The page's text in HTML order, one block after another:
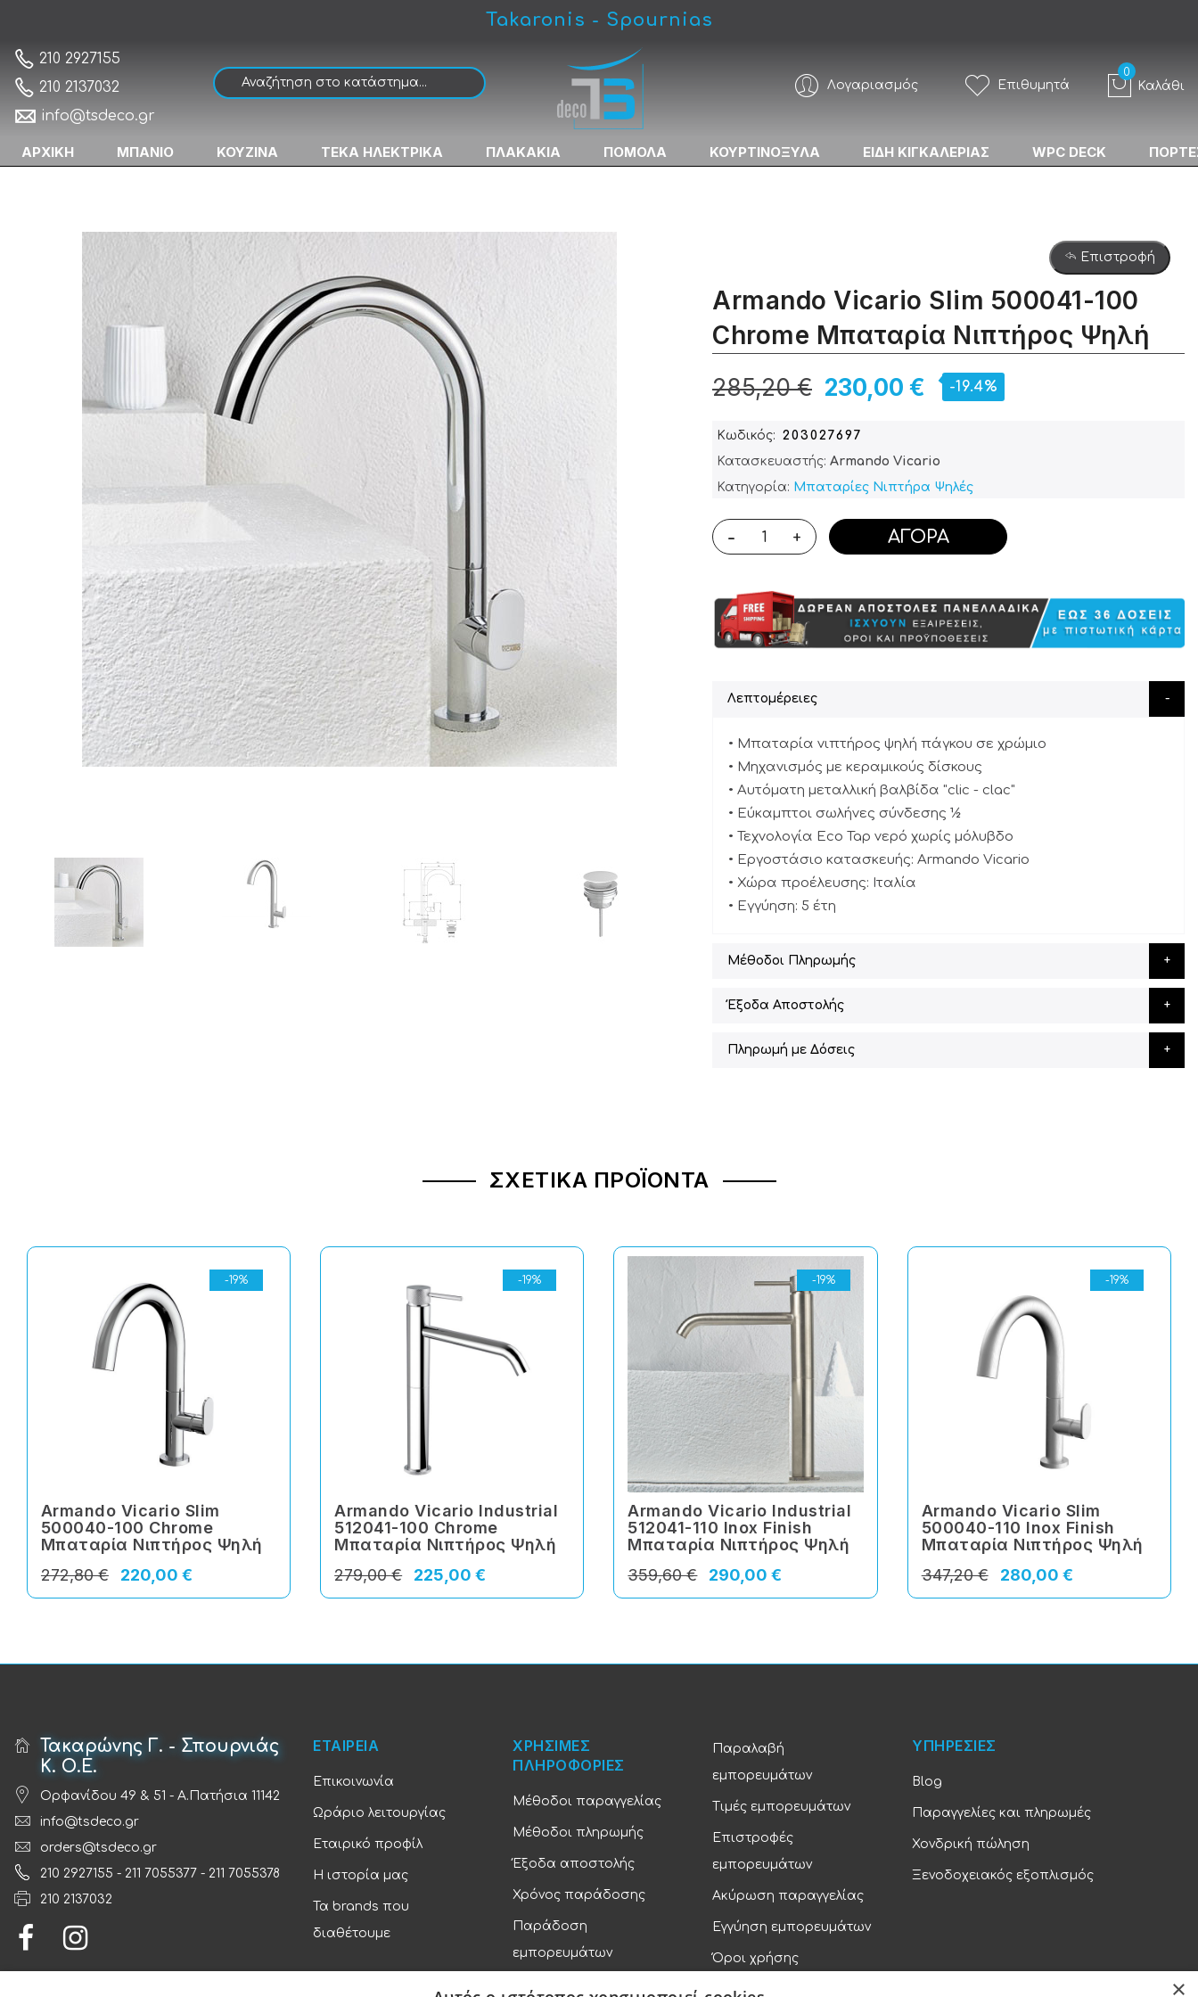
Takaronis - Spournias
210 2927155
210 2137032
info@tsdeco.gr
Λογαριασμός Επιθυμητά Καλάθι
ΑΡΧΙΚΗ ΜΠΑΝΙΟ ΚΟΥΖΙΝΑ ΤΕΚΑ ΗΛΕΚΤΡΙΚΑ ΠΛΑΚΑΚΙΑ ΠΟΜΟΛΑ ΚΟΥΡΤΙΝΟΞΥΛΑ ΕΙΔΗ ΚΙΓΚΑΛΕΡΙΑΣ WPC DECK
Armando Vicario Slim 500041-100 Chrome Μπαταρία Νιπτήρος Ψηλή
Επιστροφή
Armando Vicario Slim 500041-100
Chrome Μπαταρία Νιπτήρος Ψηλή
230,00 €
285,20 € -19.4%
Κωδικός
203027697
Κατασκευαστής: Armando Vicario
Κατηγορία: Μπαταρίες Νιπτήρα Ψηλές
- + ΑΓΟΡΆ
Λεπτομέρειες
• Μπαταρία νιπτήρος ψηλή πάγκου σε χρώμιo
• Μηχανισμός με κεραμικούς δίσκους
• Αυτόματη μεταλλική βαλβίδα "clic - clac"
• Εύκαμπτοι σωλήνες σύνδεσης ½
• Τεχνολογία Eco Tap νερό χωρίς μόλυβδο
• Εργοστάσιο κατασκευής: Armando Vicario
• Χώρα προέλευσης: Ιταλία
• Εγγύηση: 5 έτη
Μέθοδοι Πληρωμής
Έξοδα Αποστολής
Πληρωμή με Δόσεις
ΣΧΕΤΙΚΆ ΠΡΟΪΌΝΤΑ
-19%
Armando Vicario Slim
500040-100 Chrome
Μπαταρία Νιπτήρος Ψηλή
220,00 €
272,80 €
-19%
Armando Vicario Industrial
512041-100 Chrome
Μπαταρία Νιπτήρος Ψηλή
225,00 €
279,00 €
-19%
Armando Vicario Industrial
512041-110 Inox Finish
Μπαταρία Νιπτήρος Ψηλή
290,00 €
359,60 €
-19%
Armando Vicario Slim
500040-110 Inox Finish
Μπαταρία Νιπτήρος Ψηλή
280,00 €
347,20 €
Τακαρώνης Γ. - Σπουρνιάς
Κ. Ο.Ε.
Ορφανίδου 49 & 51 - Α.Πατήσια 11142
info@tsdeco.gr
orders@tsdeco.gr
210 2927155 - 211 7055377 - 211 7055378
210 2137032
ΕΤΑΙΡΕΙΑ
Επικοινωνία
Ωράριο λειτουργίας
Εταιρικό προφίλ
Η ιστορία μας
Τα brands που
διαθέτουμε
ΧΡΗΣΙΜΕΣ
ΠΛΗΡΟΦΟΡΙΕΣ
Μέθοδοι παραγγελίας
Μέθοδοι πληρωμής
Έξοδα αποστολής
Χρόνος παράδοσης
Παράδοση
εμπορευμάτων
Παραλαβή
εμπορευμάτων
Τιμές εμπορευμάτων
Επιστροφές
εμπορευμάτων
Ακύρωση παραγγελίας
Εγγύηση εμπορευμάτων
Όροι χρήσης
Πολιτική απορρήτου
ΥΠΗΡΕΣΙΕΣ
Blog
Παραγγελίες και πληρωμές
Χονδρική πώληση
Ξενοδοχειακός εξοπλισμός
×